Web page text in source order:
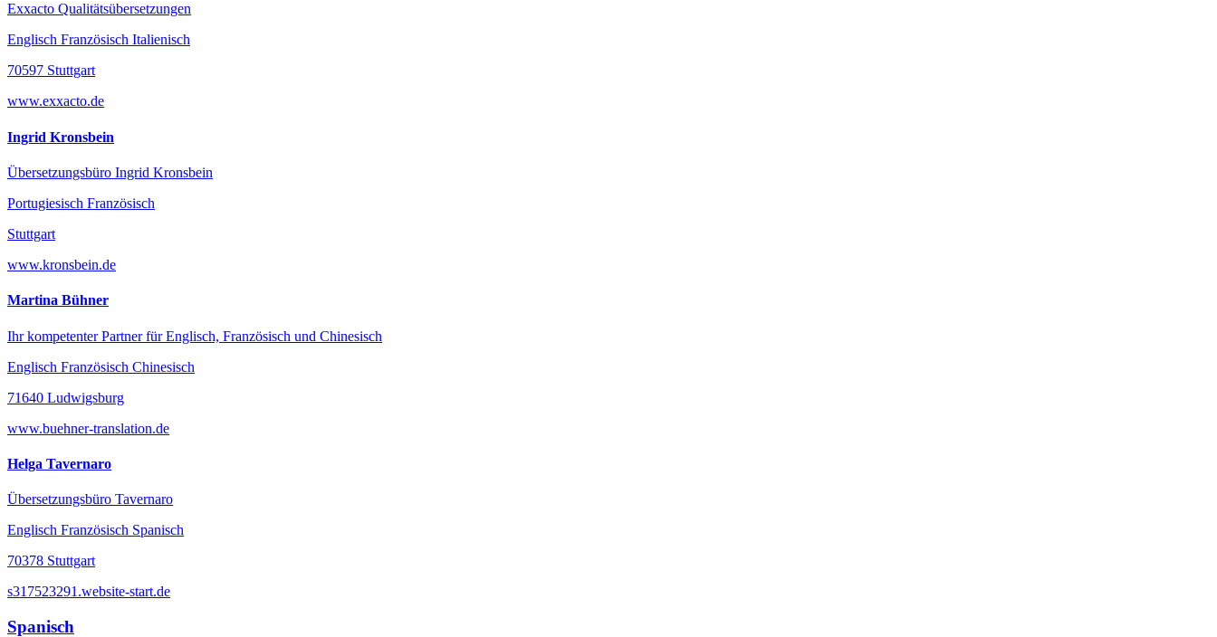
Exxacto Qualitätsübersetzungen
Englisch Französisch Italienisch
70597 Stuttgart
www.exxacto.de
Ingrid Kronsbein
Übersetzungsbüro Ingrid Kronsbein
Portugiesisch Französisch
Stuttgart
www.kronsbein.de
Martina Bühner
Ihr kompetenter Partner für Englisch, Französisch und Chinesisch
Englisch Französisch Chinesisch
71640 Ludwigsburg
www.buehner-translation.de
Helga Tavernaro
Übersetzungsbüro Tavernaro
Englisch Französisch Spanisch
70378 Stuttgart
s317523291.website-start.de
Spanisch